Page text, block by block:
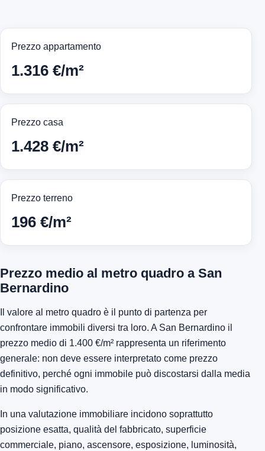
Prezzo appartamento
1.316 €/m²
Prezzo casa
1.428 €/m²
Prezzo terreno
196 €/m²
Prezzo medio al metro quadro a San
Bernardino
Il valore al metro quadro è il punto di partenza per
confrontare immobili diversi tra loro. A San Bernardino il
prezzo medio di 1.400 €/m² rappresenta un riferimento
generale: non deve essere interpretato come prezzo
definitivo, perché ogni immobile può discostarsi dalla media
in modo significativo.
In una valutazione immobiliare incidono soprattutto
posizione esatta, qualità del fabbricato, superficie
commerciale, piano, ascensore, esposizione, luminosità,